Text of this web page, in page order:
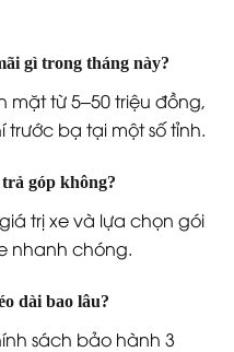
gì trong tháng này?
mặt từ 5–50 triệu đồng,
bạ tại một số tỉnh.
góp không?
trị xe và lựa chọn gói
nhanh chóng.
dài bao lâu?
sách bảo hành 3